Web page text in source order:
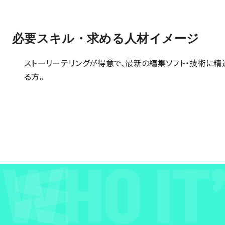
必要スキル・求める⼈材イメージ
ストーリーテリングが得意で、最新の編集ソフト・技術に
る方。